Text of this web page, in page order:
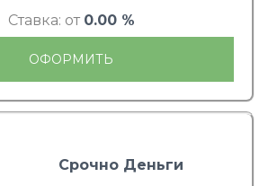
Ставка: от 0.00 %
ОФОРМИТЬ
Срочно Деньги